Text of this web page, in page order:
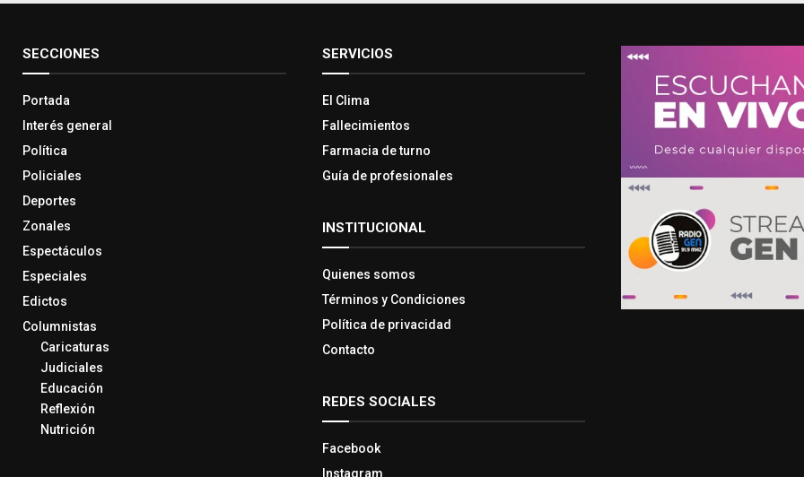
SECCIONES
Portada
Interés general
Política
Policiales
Deportes
Zonales
Espectáculos
Especiales
Edictos
Columnistas
Caricaturas
Judiciales
Educación
Reflexión
Nutrición
SERVICIOS
El Clima
Fallecimientos
Farmacia de turno
Guía de profesionales
INSTITUCIONAL
Quienes somos
Términos y Condiciones
Política de privacidad
Contacto
REDES SOCIALES
Facebook
Instagram